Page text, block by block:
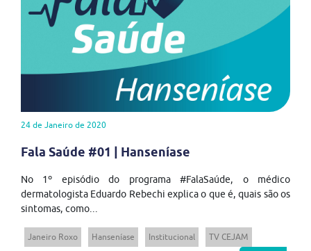
24 de Janeiro de 2020
Fala Saúde #01 | Hanseníase
No 1º episódio do programa #FalaSaúde, o médico
dermatologista Eduardo Rebechi explica o que é, quais são os
sintomas, como...
Janeiro Roxo Hanseníase Institucional TV CEJAM